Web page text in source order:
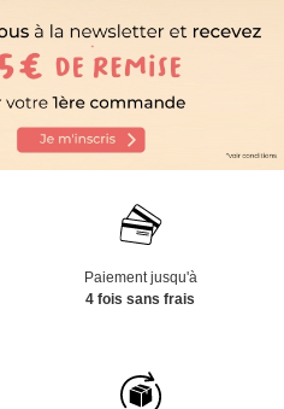
Paiement jusqu'à
4 fois sans frais